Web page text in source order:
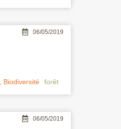
06/05/2019
Biodiversité forêt
06/05/2019